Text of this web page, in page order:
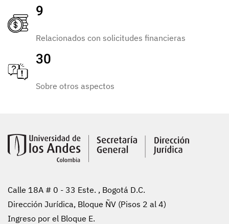
9
Relacionados con solicitudes financieras
30
Sobre otros aspectos
Calle 18A # 0 - 33 Este. , Bogotá D.C.
Dirección Jurídica, Bloque ÑV (Pisos 2 al 4)
Ingreso por el Bloque E.